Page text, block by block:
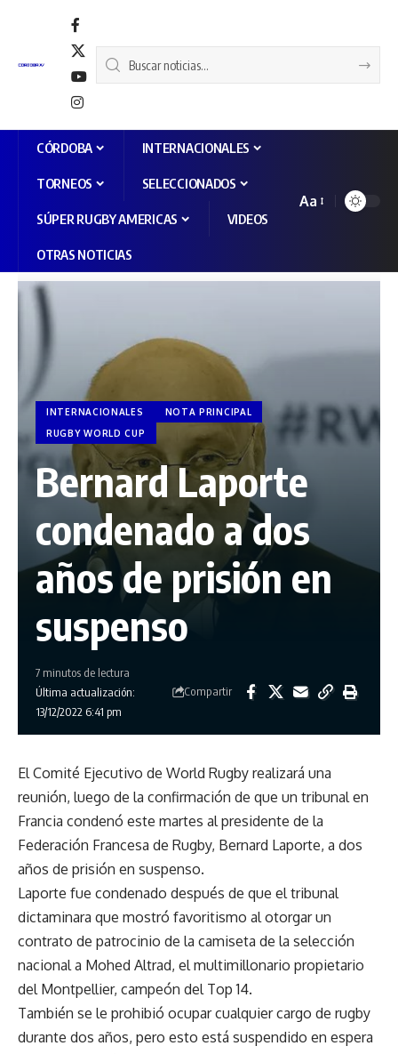
CÓRDOBA INTERNACIONALES
TORNEOS SELECCIONADOS
SÚPER RUGBY AMERICAS VIDEOS
OTRAS NOTICIAS
Aa
INTERNACIONALES
NOTA PRINCIPAL
RUGBY WORLD CUP
Bernard Laporte
condenado a dos
años de prisión en
suspenso
Última actualización:
13/12/2022 6:41 pm
7 minutos de lectura
Compartir
El Comité Ejecutivo de World Rugby realizará una
reunión, luego de la confirmación de que un tribunal en
Francia condenó este martes al presidente de la
Federación Francesa de Rugby, Bernard Laporte, a dos
años de prisión en suspenso.
Laporte fue condenado después de que el tribunal
dictaminara que mostró favoritismo al otorgar un
contrato de patrocinio de la camiseta de la selección
nacional a Mohed Altrad, el multimillonario propietario
del Montpellier, campeón del Top 14.
También se le prohibió ocupar cualquier cargo de rugby
durante dos años, pero esto está suspendido en espera